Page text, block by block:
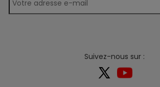
Suivez-nous sur :